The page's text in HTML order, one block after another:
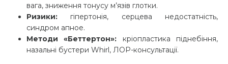
вага, зниження тонусу м’язів глотки.
Ризики: гіпертонія, серцева недостатність,
синдром апное.
Методи «Беттертон»: кріопластика піднебіння,
назальні бустери Whirl, ЛОР-консультації.